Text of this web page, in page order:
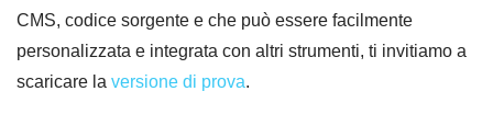
CMS, codice sorgente e che può essere facilmente
personalizzata e integrata con altri strumenti, ti invitiamo a
scaricare la versione di prova.